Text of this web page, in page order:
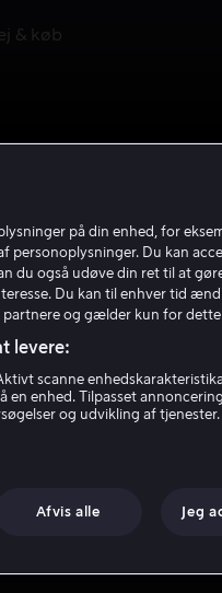
& køb
på din enhed, for
personoplysninger. Du kan
du også udøve din ret til at
Du kan til enhver tid
partnere og gælder kun for
levere:
scanne
enhed. Tilpasset
og udvikling af tjenester.
Afvis alle Jeg